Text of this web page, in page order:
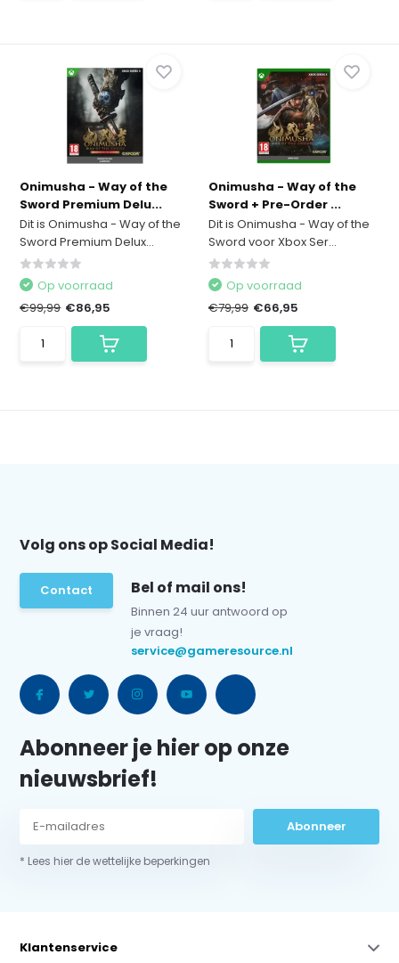
Onimusha - Way of the
Sword Premium Delu...
Dit is Onimusha - Way of the
Sword Premium Delux...
Op voorraad
€99,99 €86,95
Onimusha - Way of the
Sword + Pre-Order ...
Dit is Onimusha - Way of the
Sword voor Xbox Ser...
Op voorraad
€79,99 €66,95
Volg ons op Social Media!
Contact Bel of mail ons!
Binnen 24 uur antwoord op
je vraag!
service@gameresource.nl
Abonneer je hier op onze
nieuwsbrief!
Abonneer
* Lees hier de wettelijke beperkingen
Klantenservice